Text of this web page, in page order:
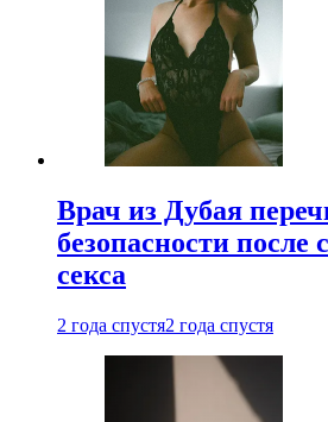
Врач из Дубая
безопасности после
секса
2 года спустя2 года спустя